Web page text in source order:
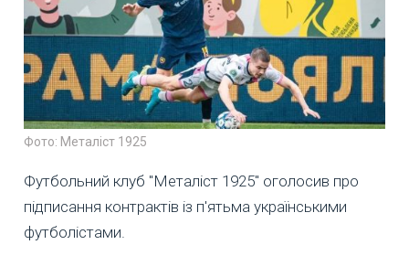
Фото: Металіст 1925
Футбольний клуб "Металіст 1925" оголосив про
підписання контрактів із п'ятьма українськими
футболістами.